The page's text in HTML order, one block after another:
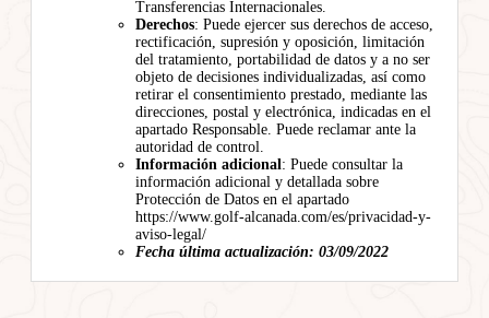
Transferencias Internacionales.
Derechos: Puede ejercer sus derechos de acceso,
rectificación, supresión y oposición, limitación
del tratamiento, portabilidad de datos y a no ser
objeto de decisiones individualizadas, así como
retirar el consentimiento prestado, mediante las
direcciones, postal y electrónica, indicadas en el
apartado Responsable. Puede reclamar ante la
autoridad de control.
Información adicional : Puede consultar la
información adicional y detallada sobre
Protección de Datos en el apartado
https://www.golf-alcanada.com/es/privacidad-y-
aviso-legal/
Fecha última actualización: 03/09/2022